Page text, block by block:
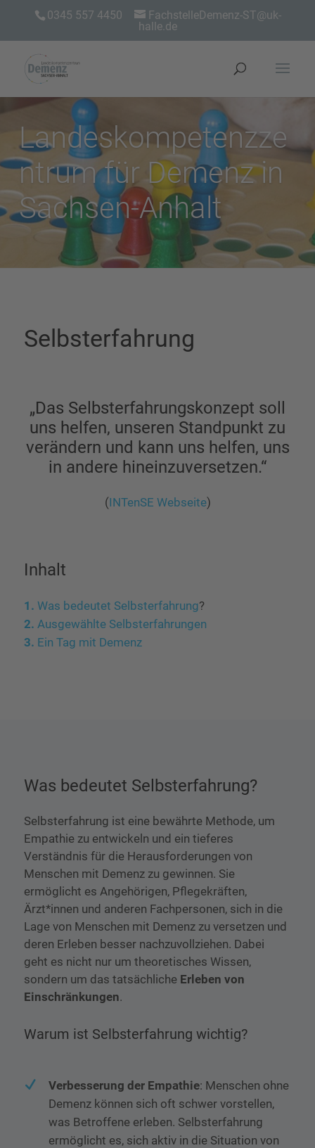
0345 557 4450
FachstelleDemenz-ST@uk-
halle.de
Landeskompetenzze
ntrum für Demenz in
Sachsen-Anhalt
Selbsterfahrung
„Das Selbsterfahrungskonzept soll
uns helfen, unseren Standpunkt zu
verändern und kann uns helfen, uns
in andere hineinzuversetzen.“
(INTenSE Webseite)
Inhalt
Was bedeutet Selbsterfahrung?
Ausgewählte Selbsterfahrungen
Ein Tag mit Demenz
Was bedeutet Selbsterfahrung?
Selbsterfahrung ist eine bewährte Methode, um
Empathie zu entwickeln und ein tieferes
Verständnis für die Herausforderungen von
Menschen mit Demenz zu gewinnen. Sie
ermöglicht es Angehörigen, Pflegekräften,
Ärzt*innen und anderen Fachpersonen, sich in die
Lage von Menschen mit Demenz zu versetzen und
deren Erleben besser nachzuvollziehen. Dabei
geht es nicht nur um theoretisches Wissen,
sondern um das tatsächliche Erleben von
Einschränkungen.
Warum ist Selbsterfahrung wichtig?
Verbesserung der Empathie: Menschen ohne
Demenz können sich oft schwer vorstellen,
was Betroffene erleben. Selbsterfahrung
ermöglicht es, sich aktiv in die Situation von